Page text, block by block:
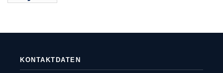
KONTAKTDATEN